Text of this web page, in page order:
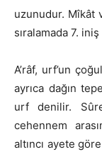
uzunudur. Mîkât
sıralamada 7.
A’râf, urf’un
ayrıca dağın
urf denilir.
cehennem
altıncı ayete